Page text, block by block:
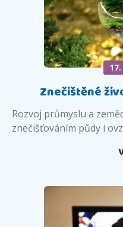
Znečištěné
Rozvoj průmyslu a
znečišťováním půdy i